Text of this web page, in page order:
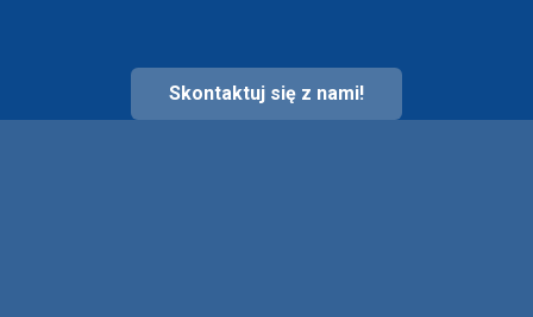
Skontaktuj się z nami!